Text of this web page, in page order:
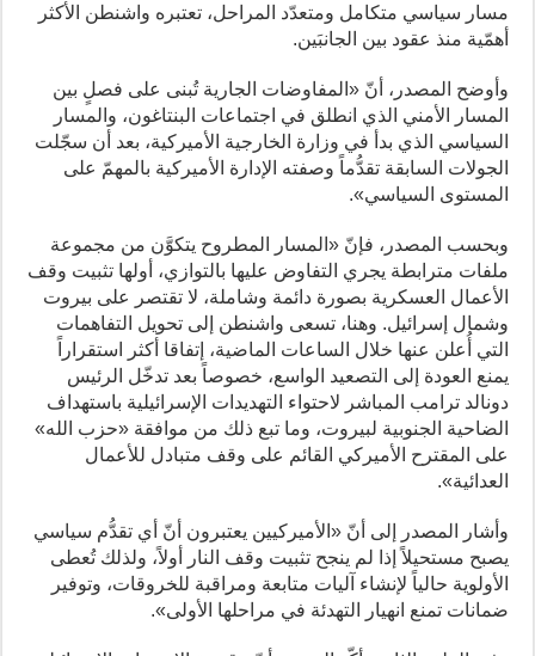
مسار سياسي متكامل ومتعدّد المراحل، تعتبره واشنطن الأكثر
أهمّية منذ عقود بين الجانبَين.
وأوضح المصدر، أنّ «المفاوضات الجارية تُبنى على فصلٍ بين
المسار الأمني الذي انطلق في اجتماعات البنتاغون، والمسار
السياسي الذي بدأ في وزارة الخارجية الأميركية، بعد أن سجّلت
الجولات السابقة تقدُّماً وصفته الإدارة الأميركية بالمهمّ على
المستوى السياسي».
وبحسب المصدر، فإنّ «المسار المطروح يتكوَّن من مجموعة
ملفات مترابطة يجري التفاوض عليها بالتوازي، أولها تثبيت وقف
الأعمال العسكرية بصورة دائمة وشاملة، لا تقتصر على بيروت
وشمال إسرائيل. وهنا، تسعى واشنطن إلى تحويل التفاهمات
التي أُعلن عنها خلال الساعات الماضية، إتفاقا أكثر استقراراً
يمنع العودة إلى التصعيد الواسع، خصوصاً بعد تدخّل الرئيس
دونالد ترامب المباشر لاحتواء التهديدات الإسرائيلية باستهداف
الضاحية الجنوبية لبيروت، وما تبع ذلك من موافقة «حزب الله»
على المقترح الأميركي القائم على وقف متبادل للأعمال
العدائية».
وأشار المصدر إلى أنّ «الأميركيين يعتبرون أنّ أي تقدُّم سياسي
يصبح مستحيلاً إذا لم ينجح تثبيت وقف النار أولاً، ولذلك تُعطى
الأولوية حالياً لإنشاء آليات متابعة ومراقبة للخروقات، وتوفير
ضمانات تمنع انهيار التهدئة في مراحلها الأولى».